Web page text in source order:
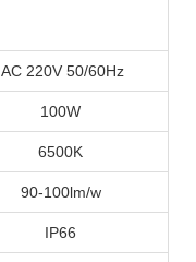
AC 220V 50/60Hz
100W
6500K
90-100lm/w
IP66